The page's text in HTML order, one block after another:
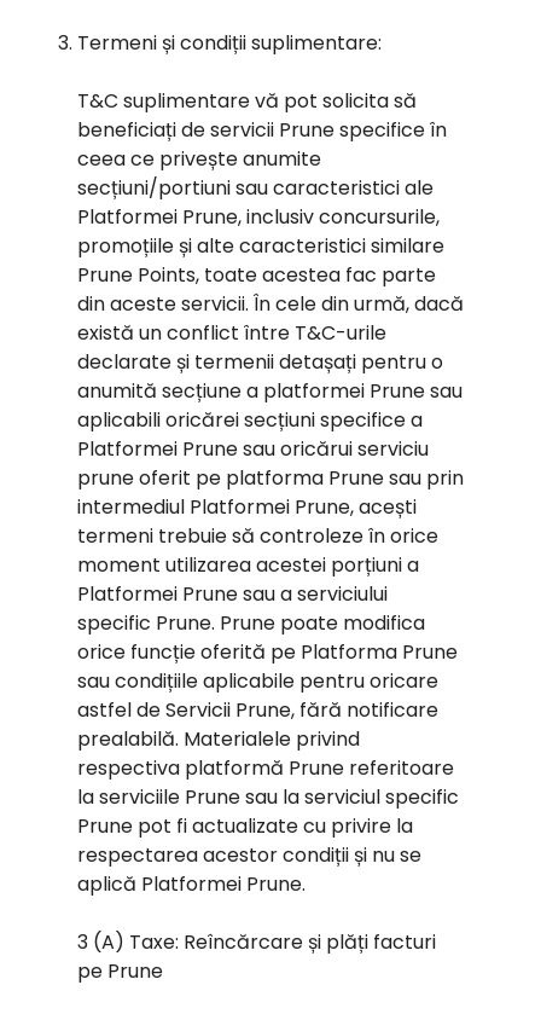
Termeni și condiții suplimentare:
T&C suplimentare vă pot solicita să
beneficiați de servicii Prune specifice în
ceea ce privește anumite
secțiuni/portiuni sau caracteristici ale
Platformei Prune, inclusiv concursurile,
promoțiile și alte caracteristici similare
Prune Points, toate acestea fac parte
din aceste servicii. În cele din urmă, dacă
există un conflict între T&C-urile
declarate și termenii detașați pentru o
anumită secțiune a platformei Prune sau
aplicabili oricărei secțiuni specifice a
Platformei Prune sau oricărui serviciu
prune oferit pe platforma Prune sau prin
intermediul Platformei Prune, acești
termeni trebuie să controleze în orice
moment utilizarea acestei porțiuni a
Platformei Prune sau a serviciului
specific Prune. Prune poate modifica
orice funcție oferită pe Platforma Prune
sau condițiile aplicabile pentru oricare
astfel de Servicii Prune, fără notificare
prealabilă. Materialele privind
respectiva platformă Prune referitoare
la serviciile Prune sau la serviciul specific
Prune pot fi actualizate cu privire la
respectarea acestor condiții și nu se
aplică Platformei Prune.
3 (A) Taxe: Reîncărcare și plăți facturi
pe Prune